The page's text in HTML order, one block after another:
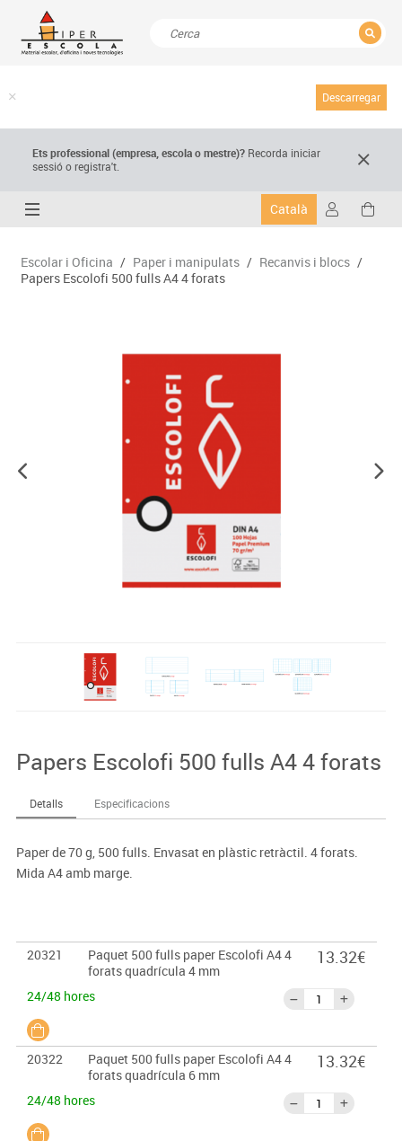
Descarregar
Ets professional (empresa,escola o mestre)? Recorda iniciar
sessió o registra't.
Català
Escolar i Oficina / Paper i manipulats / Recanvis i blocs /
Papers Escolofi 500 fulls A4 4 forats
Papers Escolofi 500 fulls A4 4 forats
Detalls Especificacions
Paper de 70 g, 500 fulls. Envasat en plàstic retràctil. 4 forats.
Mida A4 amb marge.
20321
Paquet 500 fulls paper Escolofi A4 4
forats quadrícula 4 mm
24/48 hores
13.32€
20322
Paquet 500 fulls paper Escolofi A4 4
forats quadrícula 6 mm
24/48 hores
13.32€